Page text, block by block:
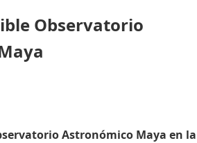
Observatorio
Astronómico Maya en la